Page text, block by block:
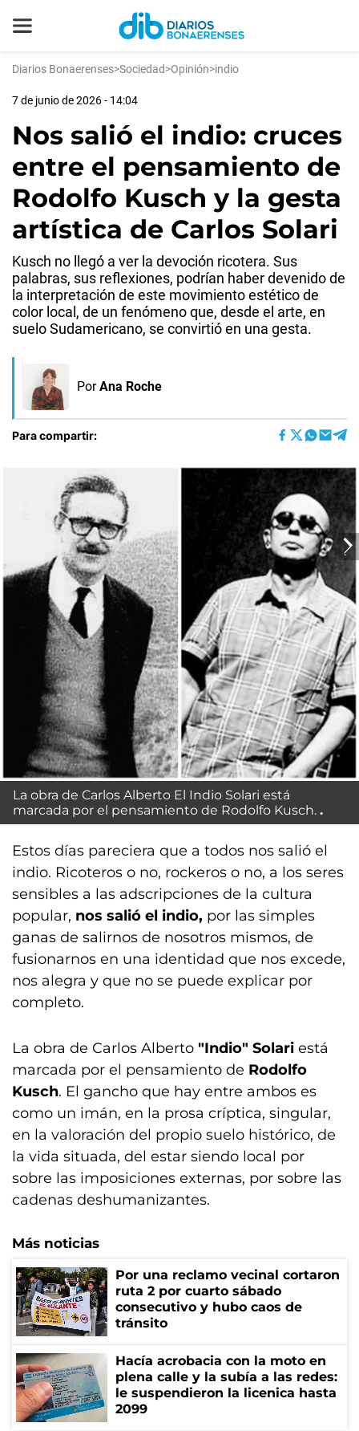
Diarios Bonaerenses>Sociedad>Opinión>indio
7 de junio de 2026 - 14:04
Nos salió el indio: cruces
entre el pensamiento de
Rodolfo Kusch y la gesta
artística de Carlos Solari
Kusch no llegó a ver la devoción ricotera. Sus
palabras, sus reflexiones, podrían haber devenido de
la interpretación de este movimiento estético de
color local, de un fenómeno que, desde el arte, en
suelo Sudamericano, se convirtió en una gesta.
Por Ana Roche
Para compartir:
La obra de Carlos Alberto El Indio Solari está
marcada por el pensamiento de Rodolfo Kusch.
Estos días pareciera que a todos nos salió el
indio. Ricoteros o no, rockeros o no, a los seres
sensibles a las adscripciones de la cultura
popular, nos salió el indio, por las simples
ganas de salirnos de nosotros mismos, de
fusionarnos en una identidad que nos excede,
nos alegra y que no se puede explicar por
completo.
La obra de Carlos Alberto "Indio" Solari está
marcada por el pensamiento de Rodolfo
Kusch. El gancho que hay entre ambos es
como un imán, en la prosa críptica, singular,
en la valoración del propio suelo histórico, de
la vida situada, del estar siendo local por
sobre las imposiciones externas, por sobre las
cadenas deshumanizantes.
Más noticias
Por una reclamo vecinal cortaron
ruta 2 por cuarto sábado
consecutivo y hubo caos de
tránsito
Hacía acrobacia con la moto en
plena calle y la subía a las redes:
le suspendieron la licenica hasta
2099